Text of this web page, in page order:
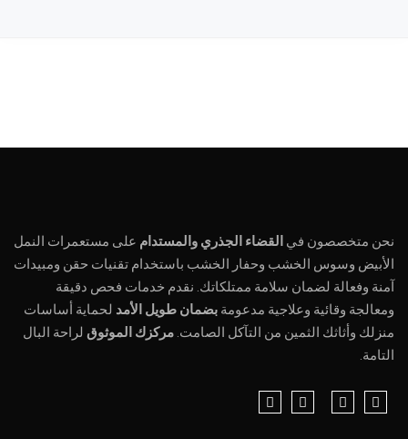
نحن متخصصون في القضاء الجذري والمستدام على مستعمرات النمل
الأبيض وسوس الخشب وحفار الخشب باستخدام تقنيات حقن ومبيدات
آمنة وفعالة لضمان سلامة ممتلكاتك. نقدم خدمات فحص دقيقة
ومعالجة وقائية وعلاجية مدعومة بضمان طويل الأمد لحماية أساسات
منزلك وأثاثك الثمين من التآكل الصامت. مركزك الموثوق لراحة البال
التامة.